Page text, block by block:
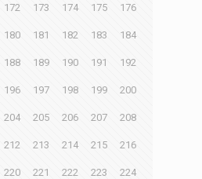
172 173 174 175 176
180 181 182 183 184
188 189 190 191 192
196 197 198 199 200
204 205 206 207 208
212 213 214 215 216
220 221 222 223 224